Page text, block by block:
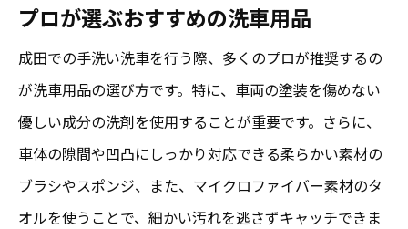
プロが選ぶおすすめの洗車用品
成田での手洗い洗車を行う際、多くのプロが推奨するの
が洗車用品の選び方です。特に、車両の塗装を傷めない
優しい成分の洗剤を使用することが重要です。さらに、
車体の隙間や凹凸にしっかり対応できる柔らかい素材の
ブラシやスポンジ、また、マイクロファイバー素材のタ
オルを使うことで、細かい汚れを逃さずキャッチできま